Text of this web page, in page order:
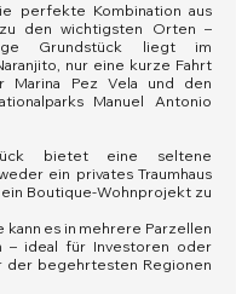
perfekte Kombination aus
den wichtigsten Orten –
Grundstück liegt im
nur eine kurze Fahrt
Marina Pez Vela und den
Manuel Antonio
bietet eine seltene
ein privates Traumhaus
Boutique-Wohnprojekt zu
kann es in mehrere Parzellen
– ideal für Investoren oder
der begehrtesten Regionen